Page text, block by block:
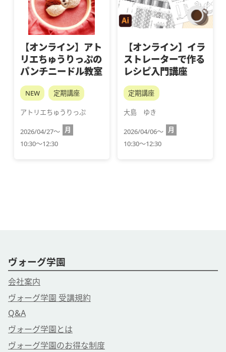
【オンライン】アト
リエちゅうりっぷの
パンチニードル教室
NEW 定期講座
アトリエちゅうりっぷ
2026/04/27～ 月
10:30～12:30
【オンライン】イラ
ストレーターで作る
レシピ入門講座
定期講座
大島　ゆき
2026/04/06～ 月
10:30～12:30
ヴォーグ学園
会社案内
ヴォーグ学園 受講規約
Q&A
ヴォーグ学園とは
ヴォーグ学園のお得な制度